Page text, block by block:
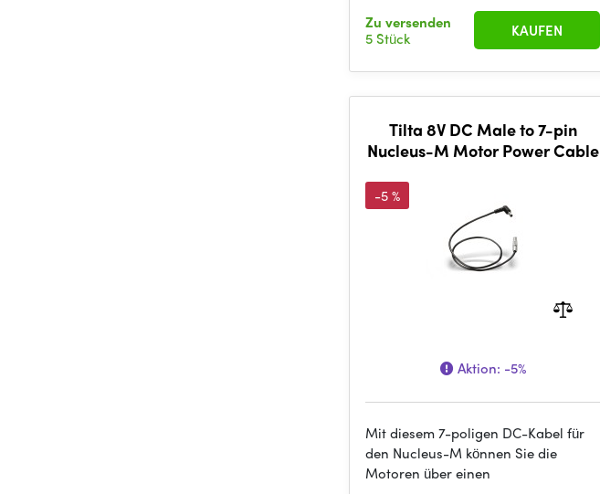
Zu versenden
5 Stück
KAUFEN
Tilta 8V DC Male to 7-pin
Nucleus-M Motor Power Cable
-5 %
Aktion: -5%
Mit diesem 7-poligen DC-Kabel für
den Nucleus-M können Sie die
Motoren über einen